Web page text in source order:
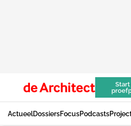
Start
ActueelDossiersFocusPodcasts